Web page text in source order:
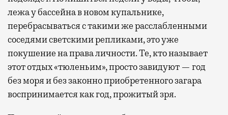
лежа у бассейна в новом купальнике,
перебрасываться с такими же расслабленными
соседями светскими репликами, это уже
покушение на права личности. Те, кто называет
этот отдых «тюленьим», просто завидуют — год
без моря и без законно приобретенного загара
воспринимается как год, прожитый зря.